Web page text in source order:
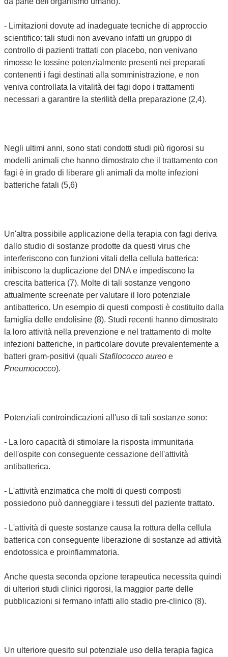
- Limitazioni dovute ad inadeguate tecniche di approccio
scientifico: tali studi non avevano infatti un gruppo di
controllo di pazienti trattati con placebo, non venivano
rimosse le tossine potenzialmente presenti nei preparati
contenenti i fagi destinati alla somministrazione, e non
veniva controllata la vitalità dei fagi dopo i trattamenti
necessari a garantire la sterilità della preparazione (2,4).
Negli ultimi anni, sono stati condotti studi più rigorosi su
modelli animali che hanno dimostrato che il trattamento con
fagi è in grado di liberare gli animali da molte infezioni
batteriche fatali (5,6)
Un'altra possibile applicazione della terapia con fagi deriva
dallo studio di sostanze prodotte da questi virus che
interferiscono con funzioni vitali della cellula batterica:
inibiscono la duplicazione del DNA e impediscono la
crescita batterica (7). Molte di tali sostanze vengono
attualmente screenate per valutare il loro potenziale
antibatterico. Un esempio di questi composti è costituito dalla
famiglia delle endolisine (8). Studi recenti hanno dimostrato
la loro attività nella prevenzione e nel trattamento di molte
infezioni batteriche, in particolare dovute prevalentemente a
batteri gram-positivi (quali Stafilococco aureo e
Pneumococco).
Potenziali controindicazioni all'uso di tali sostanze sono:
- La loro capacità di stimolare la risposta immunitaria
dell'ospite con conseguente cessazione dell'attività
antibatterica.
- L'attività enzimatica che molti di questi composti
possiedono può danneggiare i tessuti del paziente trattato.
- L'attività di queste sostanze causa la rottura della cellula
batterica con conseguente liberazione di sostanze ad attività
endotossica e proinfiammatoria.
Anche questa seconda opzione terapeutica necessita quindi
di ulteriori studi clinici rigorosi, la maggior parte delle
pubblicazioni si fermano infatti allo stadio pre-clinico (8).
Un ulteriore quesito sul potenziale uso della terapia fagica